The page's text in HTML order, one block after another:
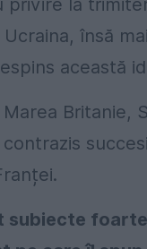
privire la
însă
această
Britanie,
subiecte